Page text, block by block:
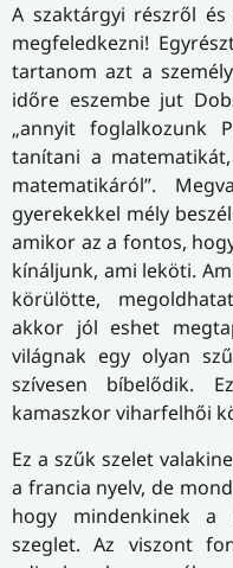
A szaktárgyi részről
megfeledkezni!
tartanom azt a
időre eszembe jut
„annyit foglalkozunk
tanítani a
matematikáról”.
gyerekekkel mély
amikor az a fontos,
kínáljunk, ami leköti.
körülötte,
akkor jól eshet
világnak egy olyan
szívesen bíbelődik.
kamaszkor viharfelhői
Ez a szűk szelet
a francia nyelv, de
hogy mindenkinek a
szeglet. Az viszont